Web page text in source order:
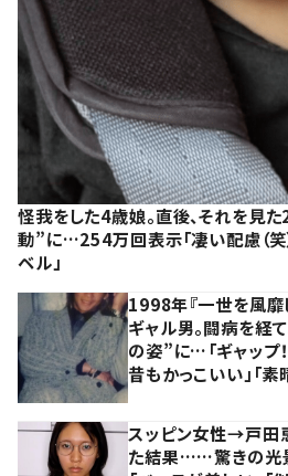
怪我をした4歳娘。直後、それを見
動”に…254万回表示「凄い配慮（笑
ベル」
1998年『一世を風靡
ギャル男。闘病を経
の姿”に…「ギャップ！
昔もかっこいい」「素
スッピン女性→戸田
た結果……驚きの光景